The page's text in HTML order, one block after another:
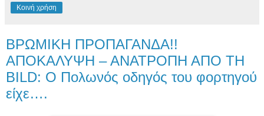
Κοινή χρήση
ΒΡΩΜΙΚΗ ΠΡΟΠΑΓΑΝΔΑ!!
ΑΠΟΚΑΛΥΨΗ – ΑΝΑΤΡΟΠΗ ΑΠΟ ΤΗ
BILD: Ο Πολωνός οδηγός του φορτηγού
είχε….